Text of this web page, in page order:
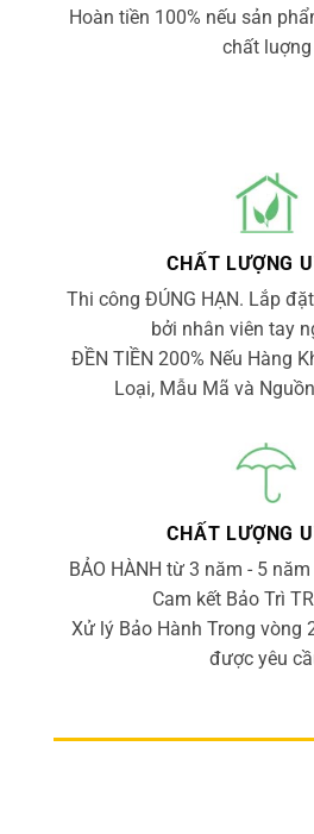
Hoàn tiền 100% nếu sản
chất luợng
CHẤT LƯỢNG
Thi công ĐÚNG HẠN. Lắp
bởi nhân viên tay
ĐỀN TIỀN 200% Nếu Hàng
Loại, Mẫu Mã và
CHẤT LƯỢNG
BẢO HÀNH từ 3 năm - 5
Cam kết Bảo Trì
Xử lý Bảo Hành Trong vòng
được yêu